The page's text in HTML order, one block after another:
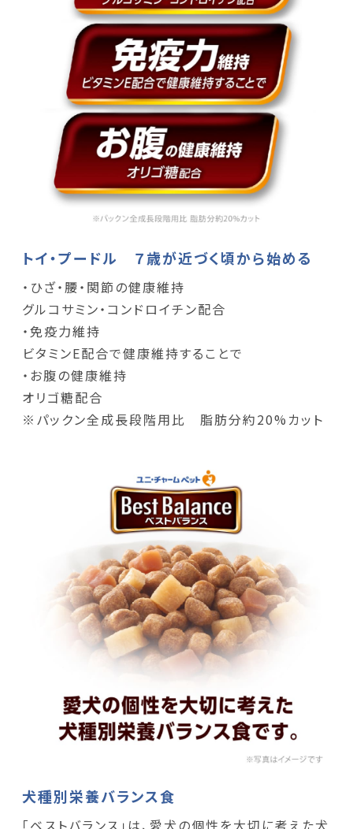
トイ・プードル ７歳が近づく頃から始める
・ひざ・腰・関節の健康維持
グルコサミン・コンドロイチン配合
・免疫力維持
ビタミンE配合で健康維持することで
・お腹の健康維持
オリゴ糖配合
※パックン全成長段階用比 脂肪分約20%カット
犬種別栄養バランス食